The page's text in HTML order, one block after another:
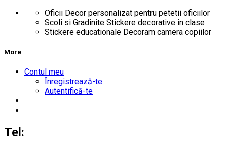
Oficii Decor personalizat pentru petetii oficiilor
Scoli si Gradinite Stickere decorative in clase
Stickere educationale Decoram camera copiilor
More
Contul meu
Înregistrează-te
Autentifică-te
Tel: